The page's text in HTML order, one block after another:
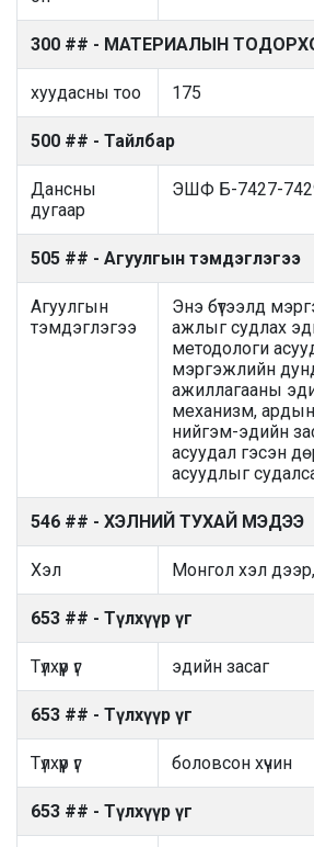
300 ## - МАТЕРИАЛЫН
хуудасны тоо 175
500 ## - Тайлбар
Дансны
дугаар
ЭШФ Б-7427-
505 ## - Агуулгын тэмдэглэгээ
Агуулгын
тэмдэглэгээ
Энэ бүтээлд
ажлыг судлах
методологи
мэргэжлийн
ажиллагааны
механизм,
нийгэм-эдийн
асуудал гэсэн
асуудлыг
546 ## - ХЭЛНИЙ ТУХАЙ МЭДЭЭ
Хэл Монгол хэл дээр,
653 ## - Түлхүүр үг
Түлхүүр үг эдийн засаг
653 ## - Түлхүүр үг
Түлхүүр үг боловсон хүчин
653 ## - Түлхүүр үг